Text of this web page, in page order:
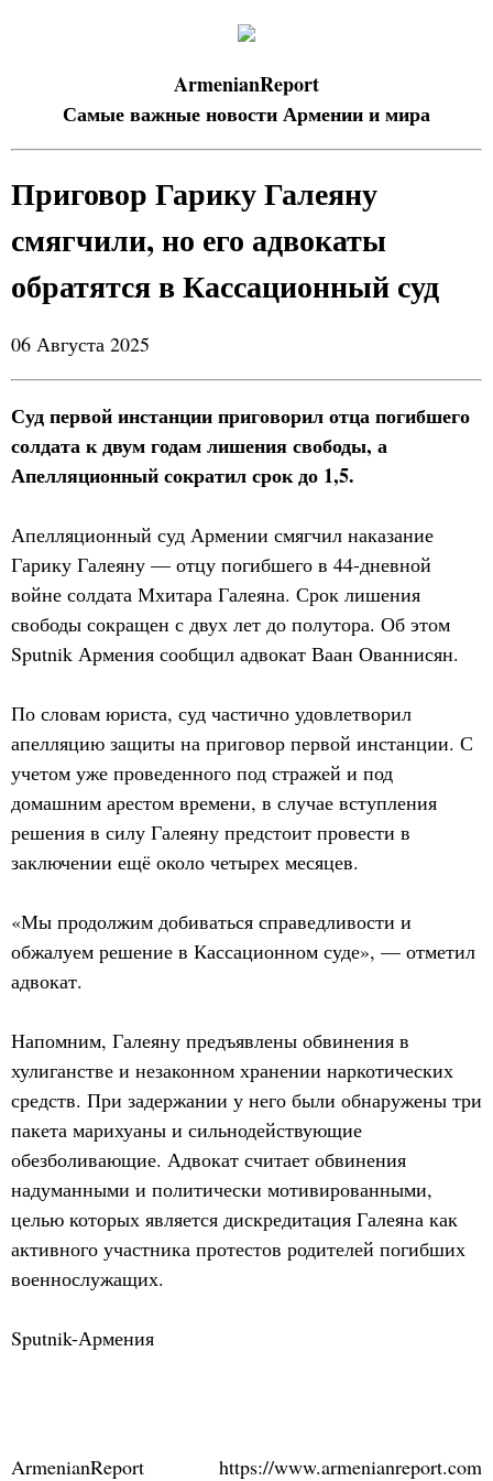
ArmenianReport
Самые важные новости Армении и мира
Приговор Гарику Галеяну
смягчили, но его адвокаты
обратятся в Кассационный суд
06 Августа 2025
Суд первой инстанции приговорил отца погибшего
солдата к двум годам лишения свободы, а
Апелляционный сократил срок до 1,5.
Апелляционный суд Армении смягчил наказание
Гарику Галеяну — отцу погибшего в 44-дневной
войне солдата Мхитара Галеяна. Срок лишения
свободы сокращен с двух лет до полутора. Об этом
Sputnik Армения сообщил адвокат Ваан Ованнисян.
По словам юриста, суд частично удовлетворил
апелляцию защиты на приговор первой инстанции. С
учетом уже проведенного под стражей и под
домашним арестом времени, в случае вступления
решения в силу Галеяну предстоит провести в
заключении ещё около четырех месяцев.
«Мы продолжим добиваться справедливости и
обжалуем решение в Кассационном суде», — отметил
адвокат.
Напомним, Галеяну предъявлены обвинения в
хулиганстве и незаконном хранении наркотических
средств. При задержании у него были обнаружены три
пакета марихуаны и сильнодействующие
обезболивающие. Адвокат считает обвинения
надуманными и политически мотивированными,
целью которых является дискредитация Галеяна как
активного участника протестов родителей погибших
военнослужащих.
Sputnik-Армения
ArmenianReport https://www.armenianreport.com